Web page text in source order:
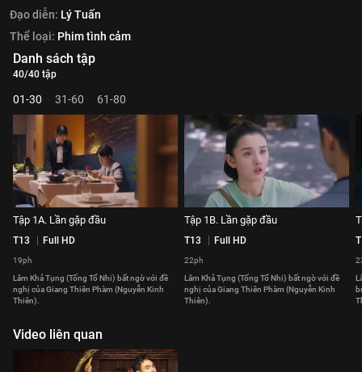
Đạo diễn: Lý Tuấn
Thể loại: Phim tình cảm
Danh sách tập
40/40 tập
01-30 31-60 61-80
Tập 1A. Lần gặp đầu
T13 Full HD
19ph
Lâm Khả Tụng (Tống Tổ Nhi) bất ngờ với đề
nghị của Giang Thiên Phàm (Nguyễn Kinh
Thiên).
Tập 1B. Lần gặp đầu
T13 Full HD
22ph
Lâm Khả Tụng (Tống Tổ Nhi) bất ngờ với đề
nghị của Giang Thiên Phàm (Nguyễn Kinh
Thiên).
Video liên quan